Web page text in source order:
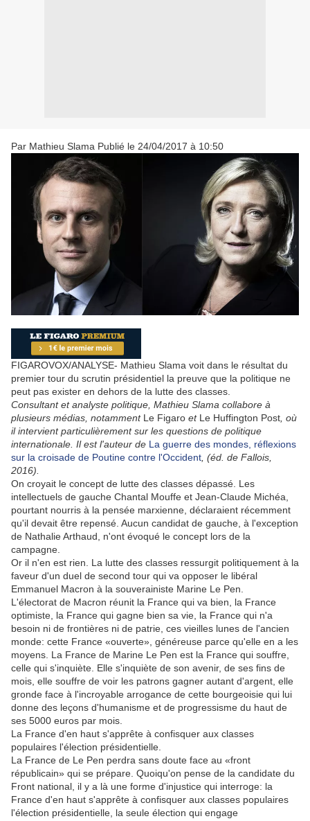
Par Mathieu Slama Publié le 24/04/2017 à 10:50
FIGAROVOX/ANALYSE- Mathieu Slama voit dans le résultat du
premier tour du scrutin présidentiel la preuve que la politique ne
peut pas exister en dehors de la lutte des classes.
Consultant et analyste politique, Mathieu Slama collabore à
plusieurs médias, notamment Le Figaro et Le Huffington Post, où
il intervient particulièrement sur les questions de politique
internationale. Il est l'auteur de La guerre des mondes, réflexions
sur la croisade de Poutine contre l'Occident, (éd. de Fallois,
2016).
On croyait le concept de lutte des classes dépassé. Les
intellectuels de gauche Chantal Mouffe et Jean-Claude Michéa,
pourtant nourris à la pensée marxienne, déclaraient récemment
qu'il devait être repensé. Aucun candidat de gauche, à l'exception
de Nathalie Arthaud, n'ont évoqué le concept lors de la
campagne.
Or il n'en est rien. La lutte des classes ressurgit politiquement à la
faveur d'un duel de second tour qui va opposer le libéral
Emmanuel Macron à la souverainiste Marine Le Pen.
L'électorat de Macron réunit la France qui va bien, la France
optimiste, la France qui gagne bien sa vie, la France qui n'a
besoin ni de frontières ni de patrie, ces vieilles lunes de l'ancien
monde: cette France «ouverte», généreuse parce qu'elle en a les
moyens. La France de Marine Le Pen est la France qui souffre,
celle qui s'inquiète. Elle s'inquiète de son avenir, de ses fins de
mois, elle souffre de voir les patrons gagner autant d'argent, elle
gronde face à l'incroyable arrogance de cette bourgeoisie qui lui
donne des leçons d'humanisme et de progressisme du haut de
ses 5000 euros par mois.
La France d'en haut s'apprête à confisquer aux classes
populaires l'élection présidentielle.
La France de Le Pen perdra sans doute face au «front
républicain» qui se prépare. Quoiqu'on pense de la candidate du
Front national, il y a là une forme d'injustice qui interroge: la
France d'en haut s'apprête à confisquer aux classes populaires
l'élection présidentielle, la seule élection qui engage